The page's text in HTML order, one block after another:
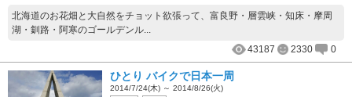
北海道のお花畑と大自然をチョット欲張って、富良野・層雲峡・知床・摩周
湖・釧路・阿寒のゴールデンル...
43187
2330 0
ひとり バイクで日本一周
2014/7/24(木) ～ 2014/8/26(火)